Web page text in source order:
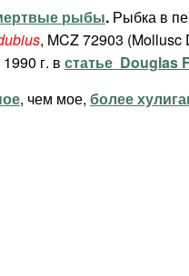
рыбы. Рыбка в
, MCZ 72903 (Mollusc
1990 г. в статье Douglas
, чем мое, более